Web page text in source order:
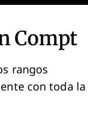
Compt
rangos
con toda la